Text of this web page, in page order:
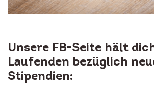
Unsere FB-Seite hält
Laufenden bezüglich
Stipendien: